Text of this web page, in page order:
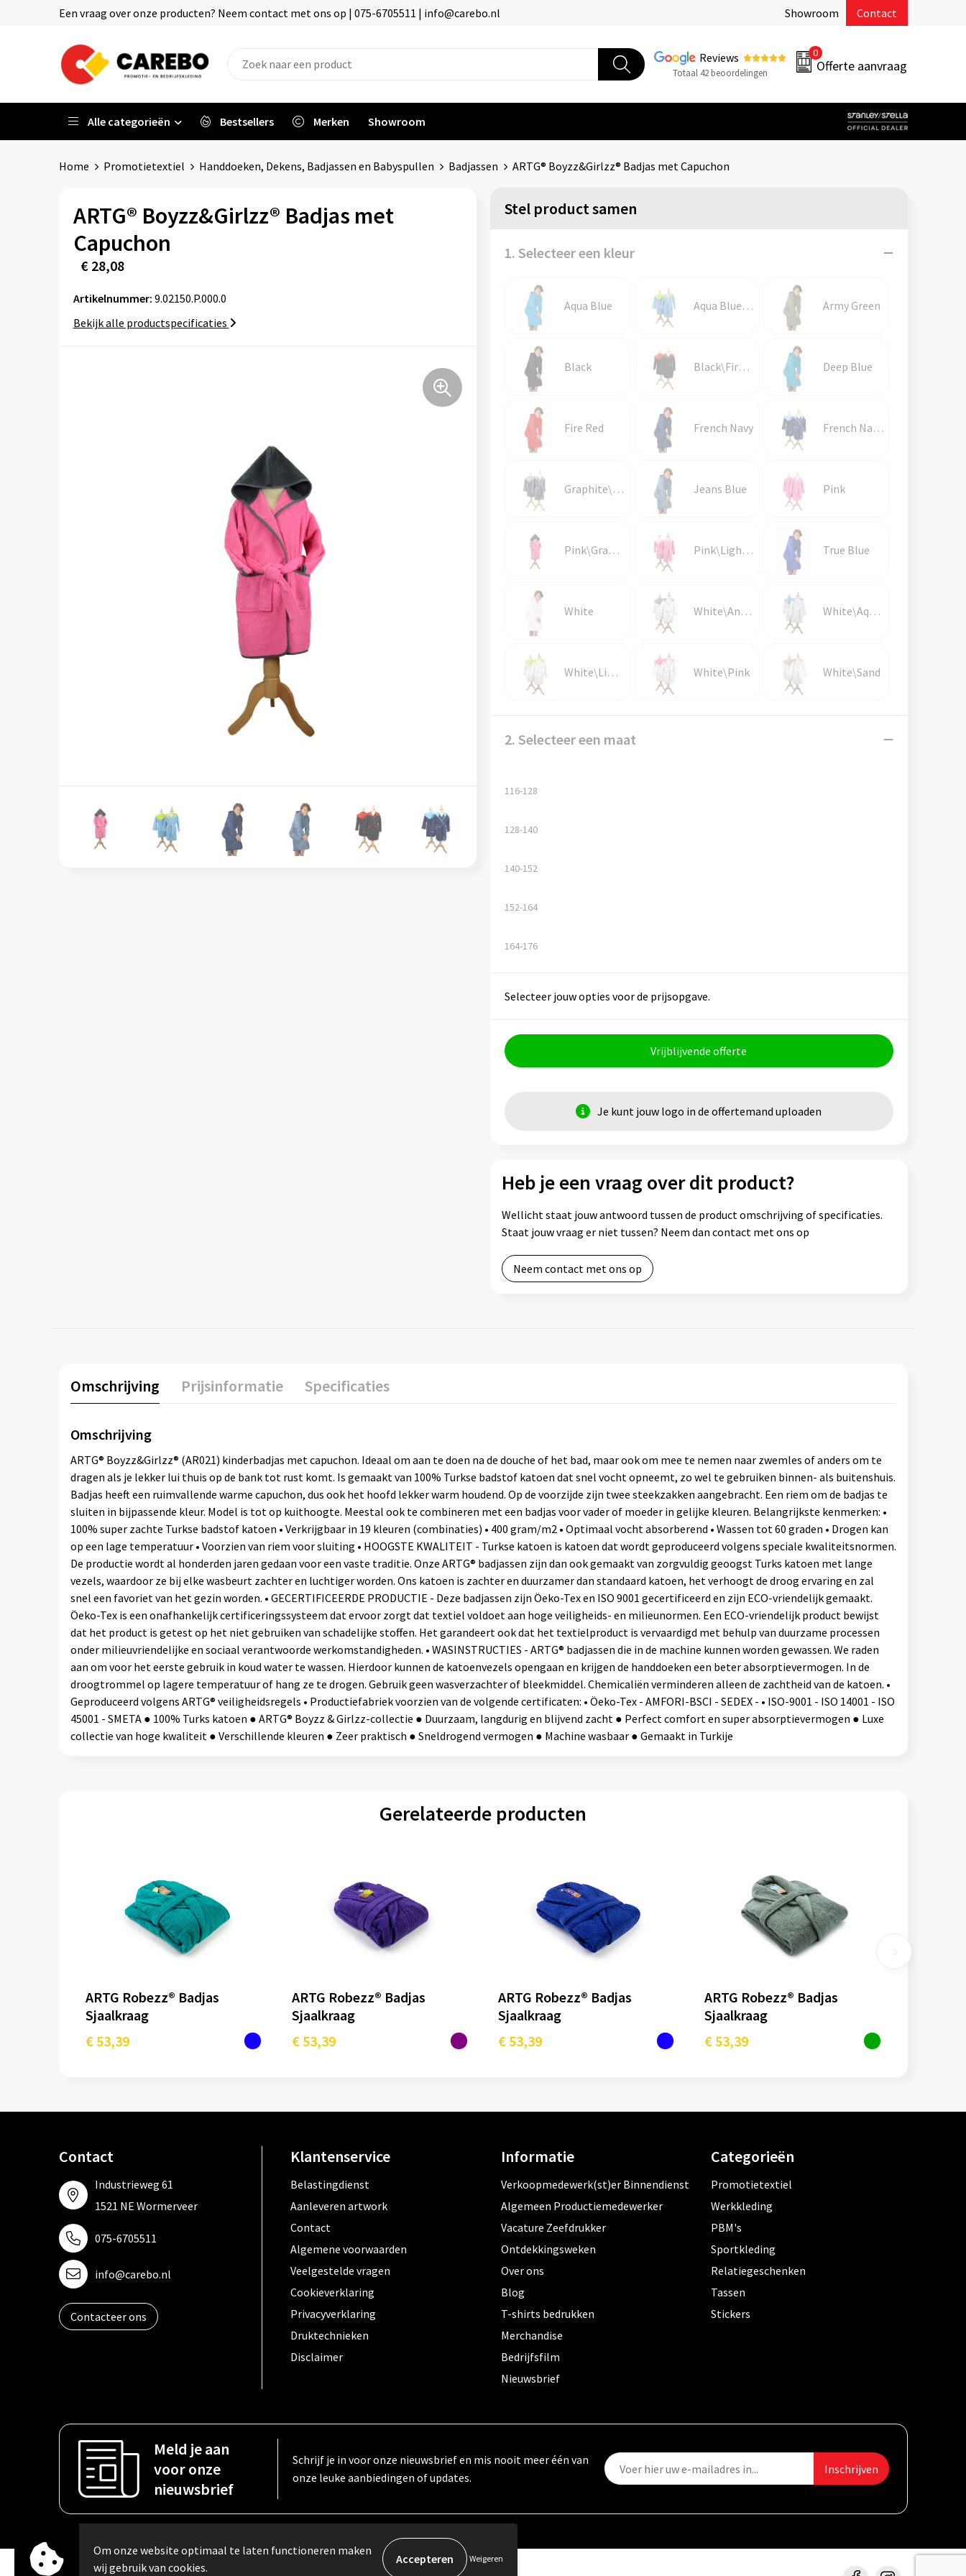
Een vraag over onze producten? Neem contact met ons op | 075-6705511 | info@carebo.nl Showroom Contact
Reviews
Totaal 42 beoordelingen
0
Offerte aanvraag
Alle categorieën Bestsellers Merken Showroom
Home Promotietextiel Handdoeken, Dekens, Badjassen en Babyspullen Badjassen ARTG® Boyzz&Girlzz® Badjas met Capuchon
ARTG® Boyzz&Girlzz® Badjas met
Capuchon
€ 28,08
Artikelnummer: 9.02150.P.000.0
Bekijk alle productspecificaties
Stel product samen
1. Selecteer een kleur
Aqua Blue Aqua Blue\Lime Green Army Green
Black Black\Fire Red Deep Blue
Fire Red French Navy French Navy\Aqua Blue
Graphite\Anthracite Grey Jeans Blue Pink
Pink\Graphite Pink\Light Pink\Pink True Blue
White White\Anthracite Grey White\Aqua Blue
White\Lime Green White\Pink White\Sand
2. Selecteer een maat
116-128
128-140
140-152
152-164
164-176
Selecteer jouw opties voor de prijsopgave.
Vrijblijvende offerte
Je kunt jouw logo in de offertemand uploaden
Heb je een vraag over dit product?
Wellicht staat jouw antwoord tussen de product omschrijving of specificaties.
Staat jouw vraag er niet tussen? Neem dan contact met ons op
Neem contact met ons op
Omschrijving Prijsinformatie Specificaties
Omschrijving
ARTG® Boyzz&Girlzz® (AR021) kinderbadjas met capuchon. Ideaal om aan te doen na de douche of het bad, maar ook om mee te nemen naar zwemles of anders om te
dragen als je lekker lui thuis op de bank tot rust komt. Is gemaakt van 100% Turkse badstof katoen dat snel vocht opneemt, zo wel te gebruiken binnen- als buitenshuis.
Badjas heeft een ruimvallende warme capuchon, dus ook het hoofd lekker warm houdend. Op de voorzijde zijn twee steekzakken aangebracht. Een riem om de badjas te
sluiten in bijpassende kleur. Model is tot op kuithoogte. Meestal ook te combineren met een badjas voor vader of moeder in gelijke kleuren. Belangrijkste kenmerken: •
100% super zachte Turkse badstof katoen • Verkrijgbaar in 19 kleuren (combinaties) • 400 gram/m2 • Optimaal vocht absorberend • Wassen tot 60 graden • Drogen kan
op een lage temperatuur • Voorzien van riem voor sluiting • HOOGSTE KWALITEIT - Turkse katoen is katoen dat wordt geproduceerd volgens speciale kwaliteitsnormen.
De productie wordt al honderden jaren gedaan voor een vaste traditie. Onze ARTG® badjassen zijn dan ook gemaakt van zorgvuldig geoogst Turks katoen met lange
vezels, waardoor ze bij elke wasbeurt zachter en luchtiger worden. Ons katoen is zachter en duurzamer dan standaard katoen, het verhoogt de droog ervaring en zal
snel een favoriet van het gezin worden. • GECERTIFICEERDE PRODUCTIE - Deze badjassen zijn Öeko-Tex en ISO 9001 gecertificeerd en zijn ECO-vriendelijk gemaakt.
Öeko-Tex is een onafhankelijk certificeringssysteem dat ervoor zorgt dat textiel voldoet aan hoge veiligheids- en milieunormen. Een ECO-vriendelijk product bewijst
dat het product is getest op het niet gebruiken van schadelijke stoffen. Het garandeert ook dat het textielproduct is vervaardigd met behulp van duurzame processen
onder milieuvriendelijke en sociaal verantwoorde werkomstandigheden. • WASINSTRUCTIES - ARTG® badjassen die in de machine kunnen worden gewassen. We raden
aan om voor het eerste gebruik in koud water te wassen. Hierdoor kunnen de katoenvezels opengaan en krijgen de handdoeken een beter absorptievermogen. In de
droogtrommel op lagere temperatuur of hang ze te drogen. Gebruik geen wasverzachter of bleekmiddel. Chemicaliën verminderen alleen de zachtheid van de katoen. •
Geproduceerd volgens ARTG® veiligheidsregels • Productiefabriek voorzien van de volgende certificaten: • Öeko-Tex - AMFORI-BSCI - SEDEX - • ISO-9001 - ISO 14001 - ISO
45001 - SMETA ● 100% Turks katoen ● ARTG® Boyzz & Girlzz-collectie ● Duurzaam, langdurig en blijvend zacht ● Perfect comfort en super absorptievermogen ● Luxe
collectie van hoge kwaliteit ● Verschillende kleuren ● Zeer praktisch ● Sneldrogend vermogen ● Machine wasbaar ● Gemaakt in Turkije
Gerelateerde producten
ARTG Robezz® Badjas
Sjaalkraag
€ 53,39
ARTG Robezz® Badjas
Sjaalkraag
€ 53,39
ARTG Robezz® Badjas
Sjaalkraag
€ 53,39
ARTG Robezz® Badjas
Sjaalkraag
€ 53,39
Contact
Industrieweg 61
1521 NE Wormerveer
075-6705511
info@carebo.nl
Contacteer ons
Klantenservice
Belastingdienst
Aanleveren artwork
Contact
Algemene voorwaarden
Veelgestelde vragen
Cookieverklaring
Privacyverklaring
Druktechnieken
Disclaimer
Informatie
Verkoopmedewerk(st)er Binnendienst
Algemeen Productiemedewerker
Vacature Zeefdrukker
Ontdekkingsweken
Over ons
Blog
T-shirts bedrukken
Merchandise
Bedrijfsfilm
Nieuwsbrief
Categorieën
Promotietextiel
Werkkleding
PBM's
Sportkleding
Relatiegeschenken
Tassen
Stickers
Meld je aan
voor onze
nieuwsbrief
Schrijf je in voor onze nieuwsbrief en mis nooit meer één van
onze leuke aanbiedingen of updates.
Om onze website optimaal te laten functioneren maken
wij gebruik van cookies.
Weigeren